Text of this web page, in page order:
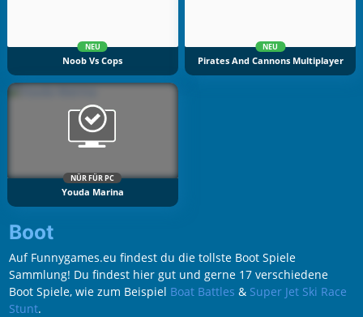
NEU
Noob Vs Cops
NEU
Pirates And Cannons Multiplayer
NÜR FÜR PC
Youda Marina
Boot
Auf Funnygames.eu findest du die tollste Boot Spiele
Sammlung! Du findest hier gut und gerne 17 verschiedene
Boot Spiele, wie zum Beispiel Boat Battles & Super Jet Ski Race
Stunt.